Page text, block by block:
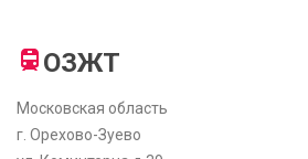
ОЗЖТ
Московская область
г. Орехово-Зуево